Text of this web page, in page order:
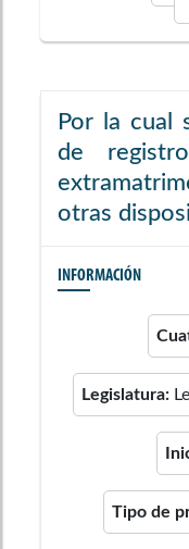
Por la cual
de
otras
INFORMACIÓN
Legislatura:
Tipo de